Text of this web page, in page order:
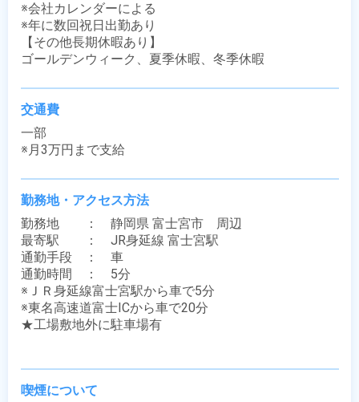
※会社カレンダーによる
※年に数回祝日出勤あり
【その他長期休暇あり】
ゴールデンウィーク、夏季休暇、冬季休暇
交通費
一部
※月3万円まで支給
勤務地・アクセス方法
勤務地　　：　静岡県 富士宮市　周辺
最寄駅　　：　JR身延線 富士宮駅
通勤手段　：　車
通勤時間　：　5分
※ＪＲ身延線富士宮駅から車で5分
※東名高速道富士ICから車で20分
★工場敷地外に駐車場有
喫煙について